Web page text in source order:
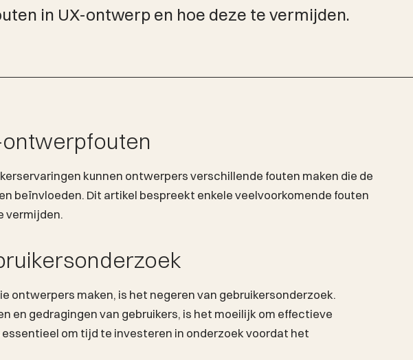
in UX-ontwerp en hoe deze te vermijden.
kunnen ontwerpers verschillende fouten maken die de
beïnvloeden. Dit artikel bespreekt enkele veelvoorkomende fouten
vermijden.
ontwerpers maken, is het negeren van gebruikersonderzoek.
en gedragingen van gebruikers, is het moeilijk om effectieve
om tijd te investeren in onderzoek voordat het